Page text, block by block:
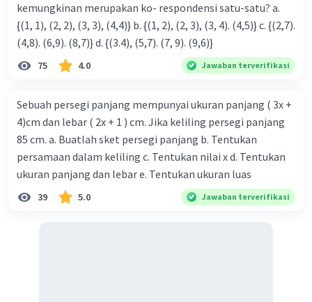
kemungkinan merupakan ko- respondensi satu-satu? a.
{(1, 1), (2, 2), (3, 3), (4,4)} b. {(1, 2), (2, 3), (3, 4). (4,5)} c. {(2,7).
(4,8). (6,9). (8,7)} d. {(3.4), (5,7). (7, 9). (9,6)}
75 4.0 Jawaban terverifikasi
Sebuah persegi panjang mempunyai ukuran panjang ( 3x +
4)cm dan lebar ( 2x + 1 ) cm. Jika keliling persegi panjang
85 cm. a. Buatlah sket persegi panjang b. Tentukan
persamaan dalam keliling c. Tentukan nilai x d. Tentukan
ukuran panjang dan lebar e. Tentukan ukuran luas
39 5.0 Jawaban terverifikasi